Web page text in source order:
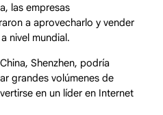
las empresas
a aprovecharlo y vender
nivel mundial.
Shenzhen, podría
grandes volúmenes de
en un líder en Internet